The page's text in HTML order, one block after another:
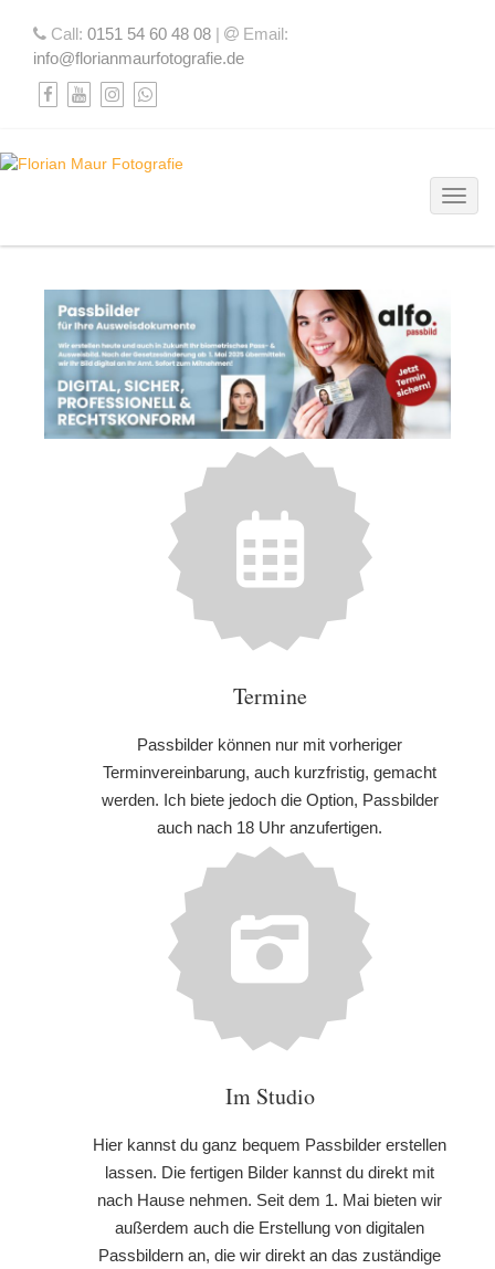
Call: 0151 54 60 48 08 |
Email:
info@florianmaurfotografie.de
Termine
Passbilder können nur mit vorheriger
Terminvereinbarung, auch kurzfristig, gemacht
werden. Ich biete jedoch die Option, Passbilder
auch nach 18 Uhr anzufertigen.
Im Studio
Hier kannst du ganz bequem Passbilder erstellen
lassen. Die fertigen Bilder kannst du direkt mit
nach Hause nehmen. Seit dem 1. Mai bieten wir
außerdem auch die Erstellung von digitalen
Passbildern an, die wir direkt an das zuständige